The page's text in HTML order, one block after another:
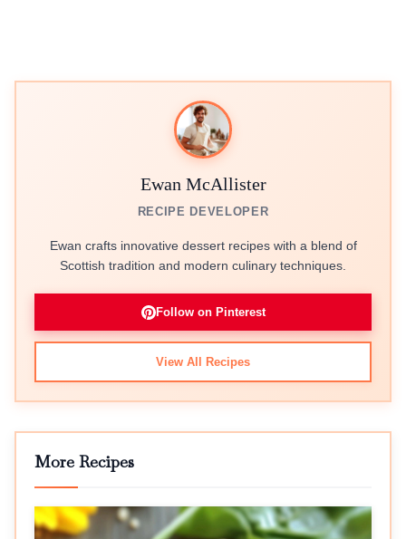
Ewan McAllister
RECIPE DEVELOPER
Ewan crafts innovative dessert recipes with a blend of
Scottish tradition and modern culinary techniques.
Follow on Pinterest
View All Recipes
More Recipes